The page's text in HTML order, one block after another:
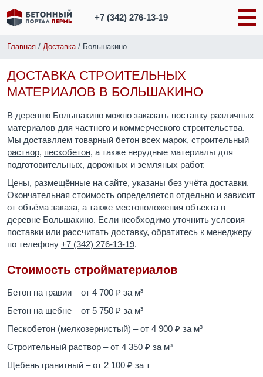
+7 (342)276-13-19
Главная / Доставка/ Большакино
ДОСТАВКА СТРОИТЕЛЬНЫХ
МАТЕРИАЛОВ В БОЛЬШАКИНО
В деревню Большакино можно заказать поставку различных
материалов для частного и коммерческого строительства.
Мы доставляем товарный бетон всех марок, строительный
раствор, пескобетон, а также нерудные материалы для
подготовительных, дорожных и земляных работ.
Цены, размещённые на сайте, указаны без учёта доставки.
Окончательная стоимость определяется отдельно и зависит
от объёма заказа, а также местоположения объекта в
деревне Большакино. Если необходимо уточнить условия
поставки или рассчитать доставку, обратитесь к менеджеру
по телефону +7 (342) 276-13-19.
Стоимость стройматериалов
Бетон на гравии – от 4 700 ₽ за м³
Бетон на щебне – от 5 750 ₽ за м³
Пескобетон (мелкозернистый) – от 4 900 ₽ за м³
Строительный раствор – от 4 350 ₽ за м³
Щебень гранитный – от 2 100 ₽ за т